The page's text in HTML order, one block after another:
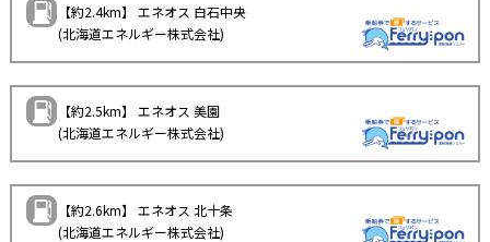
【約2.4km】 エネオス 白石中央
(北海道エネルギー株式会社)
【約2.5km】 エネオス 美園
(北海道エネルギー株式会社)
【約2.6km】 エネオス 北十条
(北海道エネルギー株式会社)